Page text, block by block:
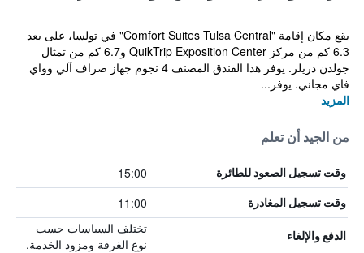
يقع مكان إقامة "Comfort Suites Tulsa Central" في تولسا، على بعد
6.3 كم من مركز QuikTrip Exposition Center و6.7 كم من تمثال
جولدن دريلر. يوفر هذا الفندق المصنف 4 نجوم جهاز صراف آلي وواي
فاي مجاني. يوفر...
المزيد
من الجيد أن تعلم
وقت تسجيل الصعود للطائرة 15:00
وقت تسجيل المغادرة 11:00
الدفع والإلغاء
تختلف السياسات حسب
نوع الغرفة ومزود الخدمة.